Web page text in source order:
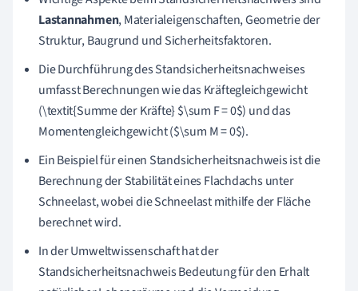
Lastannahmen, Materialeigenschaften, Geometrie der
Struktur, Baugrund und Sicherheitsfaktoren.
Die Durchführung des Standsicherheitsnachweises
umfasst Berechnungen wie das Kräftegleichgewicht
(\textit{Summe der Kräfte} $\sum F = 0$) und das
Momentengleichgewicht ($\sum M = 0$).
Ein Beispiel für einen Standsicherheitsnachweis ist die
Berechnung der Stabilität eines Flachdachs unter
Schneelast, wobei die Schneelast mithilfe der Fläche
berechnet wird.
In der Umweltwissenschaft hat der
Standsicherheitsnachweis Bedeutung für den Erhalt